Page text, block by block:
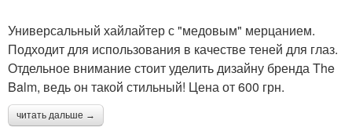
Универсальный хайлайтер с "медовым" мерцанием.
Подходит для использования в качестве теней для глаз.
Отдельное внимание стоит уделить дизайну бренда The
Balm, ведь он такой стильный! Цена от 600 грн.
читать дальше →